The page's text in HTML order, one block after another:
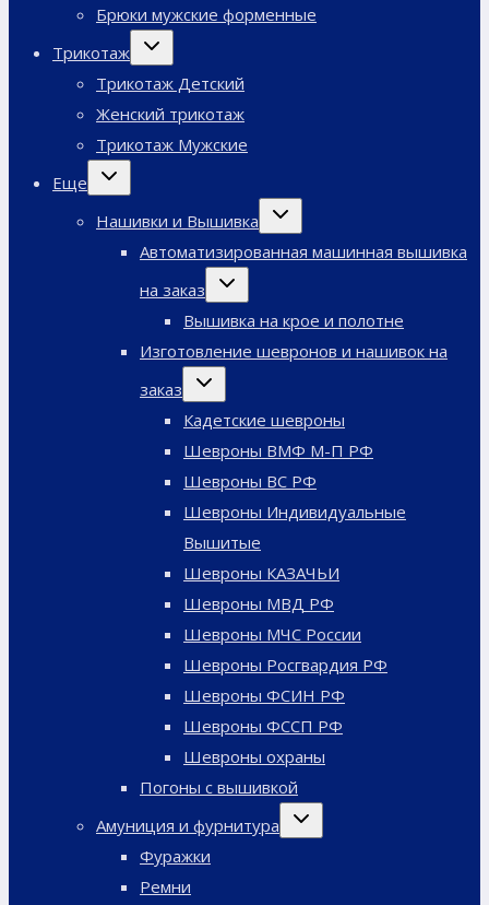
Брюки мужские форменные
Трикотаж
Переключить
Трикотаж Детский
Женский трикотаж
Трикотаж Мужские
Еще
Переключить
Нашивки и Вышивка
Переключить
Автоматизированная машинная вышивка
на заказ
Переключить
Вышивка на крое и полотне
Изготовление шевронов и нашивок на
заказ
Переключить
Кадетские шевроны
Шевроны ВМФ М-П РФ
Шевроны ВС РФ
Шевроны Индивидуальные
Вышитые
Шевроны КАЗАЧЬИ
Шевроны МВД РФ
Шевроны МЧС России
Шевроны Росгвардия РФ
Шевроны ФСИН РФ
Шевроны ФССП РФ
Шевроны охраны
Погоны с вышивкой
Амуниция и фурнитура
Переключить
Фуражки
Ремни